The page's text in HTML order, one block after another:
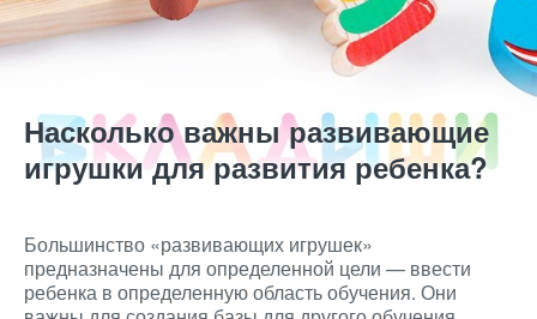
Насколько важны развивающие
игрушки для развития ребенка?
Большинство «развивающих игрушек»
предназначены для определенной цели — ввести
ребенка в определенную область обучения. Они